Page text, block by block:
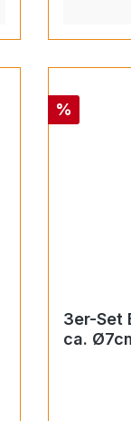
Rabatt
%
3er-Set
ca.